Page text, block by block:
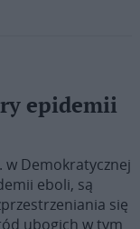
epidemii
w Demokratycznej
eboli, są
się
ubogich w tym